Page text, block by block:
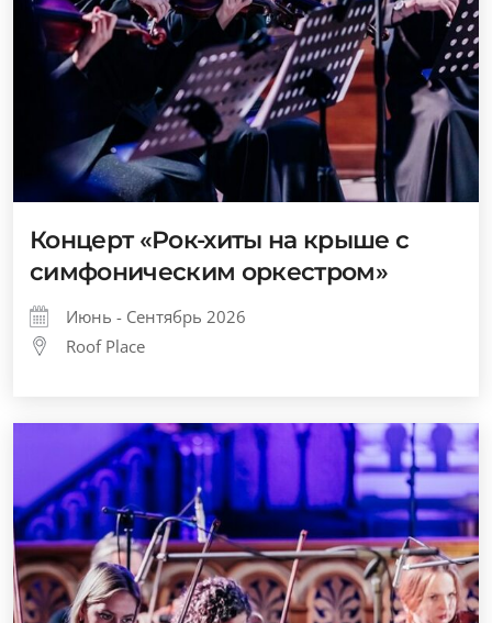
Концерт «Рок-хиты на крыше с
симфоническим оркестром»
Июнь - Сентябрь 2026
Roof Place